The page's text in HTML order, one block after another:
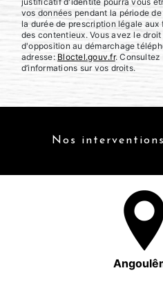
vos données pendant la période
la durée de prescription légale
des contentieux. Vous avez le
d'opposition au démarchage
adresse: Bloctel.gouv.fr. Consultez
d’informations sur vos droits.
Nos